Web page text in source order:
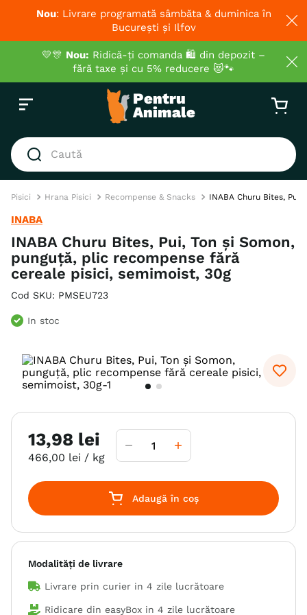
Nou: Livrare programată sâmbăta & duminica în
București și Ilfov
💛🎊 Nou: Ridică-ți comanda 🛍️ din depozit –
fără taxe și cu 5% reducere 😻🐾
Caută
3. hrana uscata pisici
4. recompense
hypoallergenic
6.
hrana uscata câini
7.
8. acana
Pisici Hrana Pisici Recompense & Snacks INABA Churu Bites,
INABA
INABA Churu Bites, Pui, Ton și Somon,
punguță, plic recompense fără
cereale pisici, semimoist, 30g
Cod SKU: PMSEU723
In stoc
13,98 lei
466,00 lei / kg
Adaugă în coș
Modalități de livrare
Livrare prin curier in 4 zile lucrătoare
Ridicare din easyBox in 4 zile lucrătoare